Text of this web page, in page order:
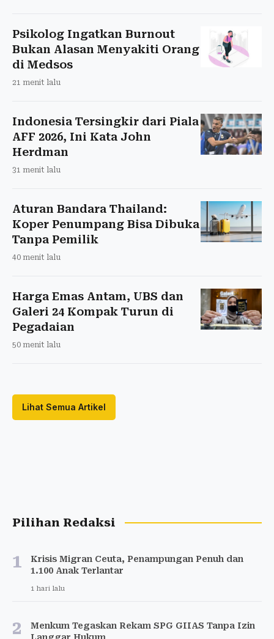
Psikolog Ingatkan Burnout
Bukan Alasan Menyakiti Orang
di Medsos
21 menit lalu
Indonesia Tersingkir dari Piala
AFF 2026, Ini Kata John
Herdman
31 menit lalu
Aturan Bandara Thailand:
Koper Penumpang Bisa Dibuka
Tanpa Pemilik
40 menit lalu
Harga Emas Antam, UBS dan
Galeri 24 Kompak Turun di
Pegadaian
50 menit lalu
Lihat Semua Artikel
Pilihan Redaksi
1
Krisis Migran Ceuta, Penampungan Penuh dan
1.100 Anak Terlantar
1 hari lalu
2
Menkum Tegaskan Rekam SPG GIIAS Tanpa Izin
Langgar Hukum